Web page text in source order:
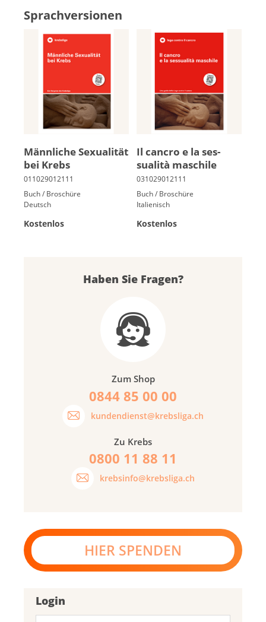
Sprachversionen
Männ­li­che Se­xua­li­tät
bei Krebs
Buch / Broschüre
Deutsch
Kostenlos
Il cancro e la ses­
sualità ma­schile
Buch / Broschüre
Italienisch
Kostenlos
Haben Sie Fragen?
Zum Shop
0844 85 00 00
kundendienst@krebsliga.ch
Zu Krebs
0800 11 88 11
krebsinfo@krebsliga.ch
HIER SPENDEN
Login